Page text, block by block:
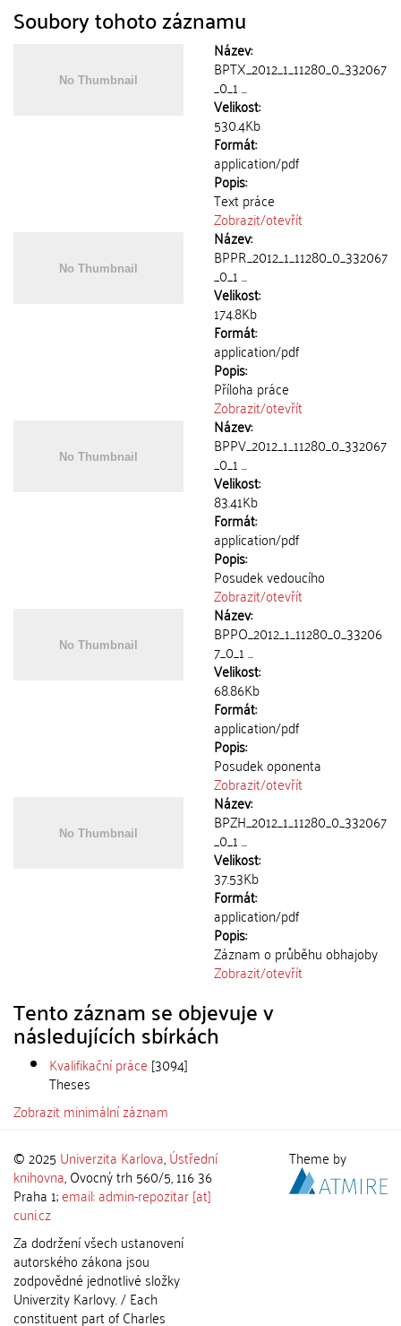
Soubory tohoto záznamu
Název:
BPTX_2012_1_11280_0_332067
_0_1 ...
Velikost:
530.4Kb
Formát:
application/pdf
Popis:
Text práce
Zobrazit/otevřít
Název:
BPPR_2012_1_11280_0_332067
_0_1 ...
Velikost:
174.8Kb
Formát:
application/pdf
Popis:
Příloha práce
Zobrazit/otevřít
Název:
BPPV_2012_1_11280_0_332067
_0_1 ...
Velikost:
83.41Kb
Formát:
application/pdf
Popis:
Posudek vedoucího
Zobrazit/otevřít
Název:
BPPO_2012_1_11280_0_33206
7_0_1 ...
Velikost:
68.86Kb
Formát:
application/pdf
Popis:
Posudek oponenta
Zobrazit/otevřít
Název:
BPZH_2012_1_11280_0_332067
_0_1 ...
Velikost:
37.53Kb
Formát:
application/pdf
Popis:
Záznam o průběhu obhajoby
Zobrazit/otevřít
Tento záznam se objevuje v
následujících sbírkách
Kvalifikační práce [3094]
Theses
Zobrazit minimální záznam
© 2025 Univerzita Karlova,Ústřední
knihovna, Ovocný trh 560/5, 116 36
Praha 1;email: admin-repozitar [at]
cuni.cz
Za dodržení všech ustanovení
autorského zákona jsou
zodpovědné jednotlivé složky
Univerzity Karlovy. / Each
constituent part of Charles
Theme by